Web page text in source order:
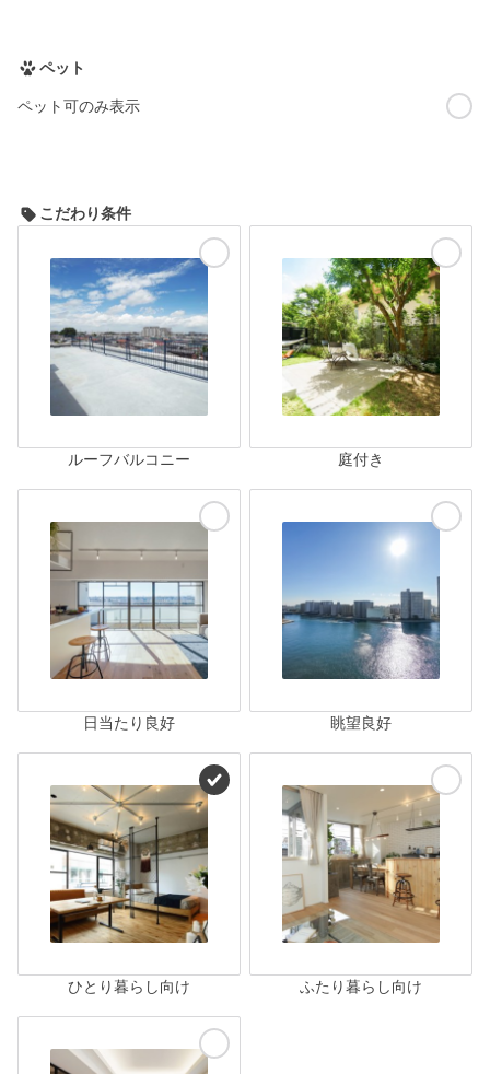
ペット
ペット可のみ表示
こだわり条件
ルーフバルコニー 庭付き
日当たり良好 眺望良好
ひとり暮らし向け ふたり暮らし向け